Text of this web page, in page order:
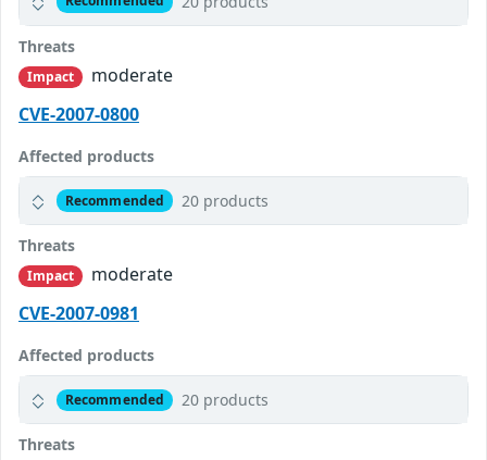
Threats
Impact
moderate
CVE-2007-0800
Affected products
Recommended 20 products
Threats
Impact
moderate
CVE-2007-0981
Affected products
Recommended 20 products
Threats